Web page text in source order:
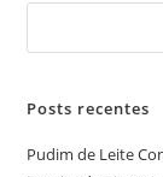
Posts recentes
Pudim de Leite